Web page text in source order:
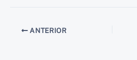
ANTERIOR